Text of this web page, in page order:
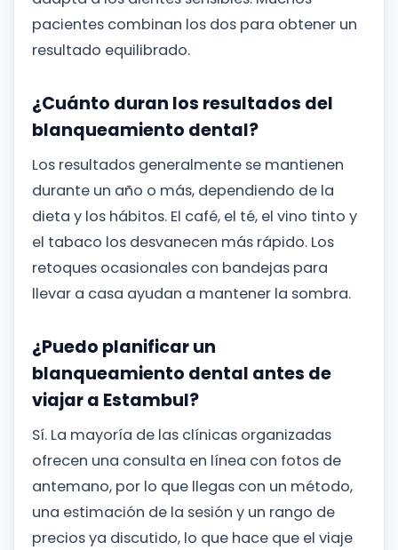
pacientes combinan los dos para obtener un
resultado equilibrado.
¿Cuánto duran los resultados del
blanqueamiento dental?
Los resultados generalmente se mantienen
durante un año o más, dependiendo de la
dieta y los hábitos. El café, el té, el vino tinto y
el tabaco los desvanecen más rápido. Los
retoques ocasionales con bandejas para
llevar a casa ayudan a mantener la sombra.
¿Puedo planificar un
blanqueamiento dental antes de
viajar a Estambul?
Sí. La mayoría de las clínicas organizadas
ofrecen una consulta en línea con fotos de
antemano, por lo que llegas con un método,
una estimación de la sesión y un rango de
precios ya discutido, lo que hace que el viaje